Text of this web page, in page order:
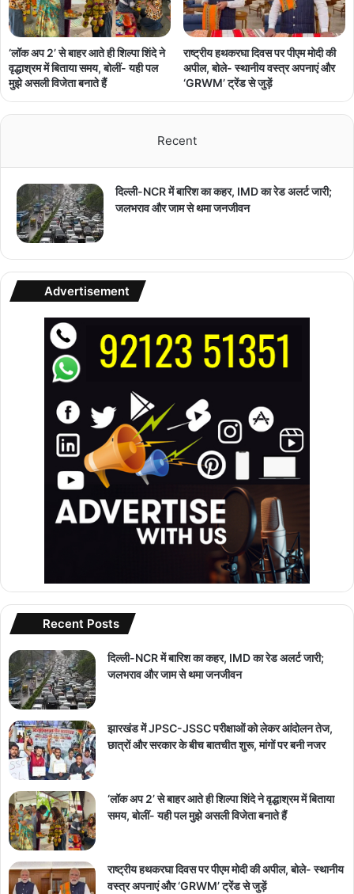
‘लॉक अप 2’ से बाहर आते ही शिल्पा शिंदे ने
वृद्धाश्रम में बिताया समय, बोलीं- यही पल
मुझे असली विजेता बनाते हैं
राष्ट्रीय हथकरघा दिवस पर पीएम मोदी की
अपील, बोले- स्थानीय वस्त्र अपनाएं और
‘GRWM’ ट्रेंड से जुड़ें
Recent
दिल्ली-NCR में बारिश का कहर, IMD का रेड अलर्ट जारी;
जलभराव और जाम से थमा जनजीवन
Advertisement
Recent Posts
दिल्ली-NCR में बारिश का कहर, IMD का रेड अलर्ट जारी;
जलभराव और जाम से थमा जनजीवन
झारखंड में JPSC-JSSC परीक्षाओं को लेकर आंदोलन तेज,
छात्रों और सरकार के बीच बातचीत शुरू, मांगों पर बनी नजर
‘लॉक अप 2’ से बाहर आते ही शिल्पा शिंदे ने वृद्धाश्रम में बिताया
समय, बोलीं- यही पल मुझे असली विजेता बनाते हैं
राष्ट्रीय हथकरघा दिवस पर पीएम मोदी की अपील, बोले- स्थानीय
वस्त्र अपनाएं और ‘GRWM’ ट्रेंड से जुड़ें